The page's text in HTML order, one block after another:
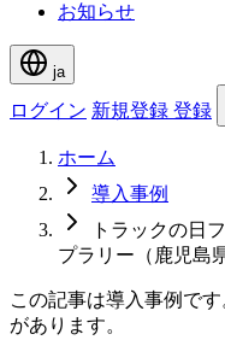
お知らせ
ja
ログイン 新規登録 登録
ホーム
導入事例
トラックの日
プラリー（鹿児島
この記事は導入事例で
があります。